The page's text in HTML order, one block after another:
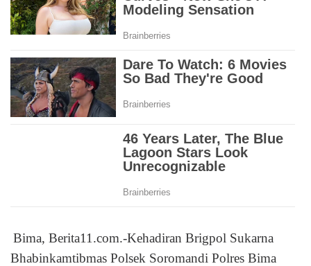
Bima, Berita11.com.-Kehadiran Brigpol Sukarna
Bhabinkamtibmas Polsek Soromandi Polres Bima